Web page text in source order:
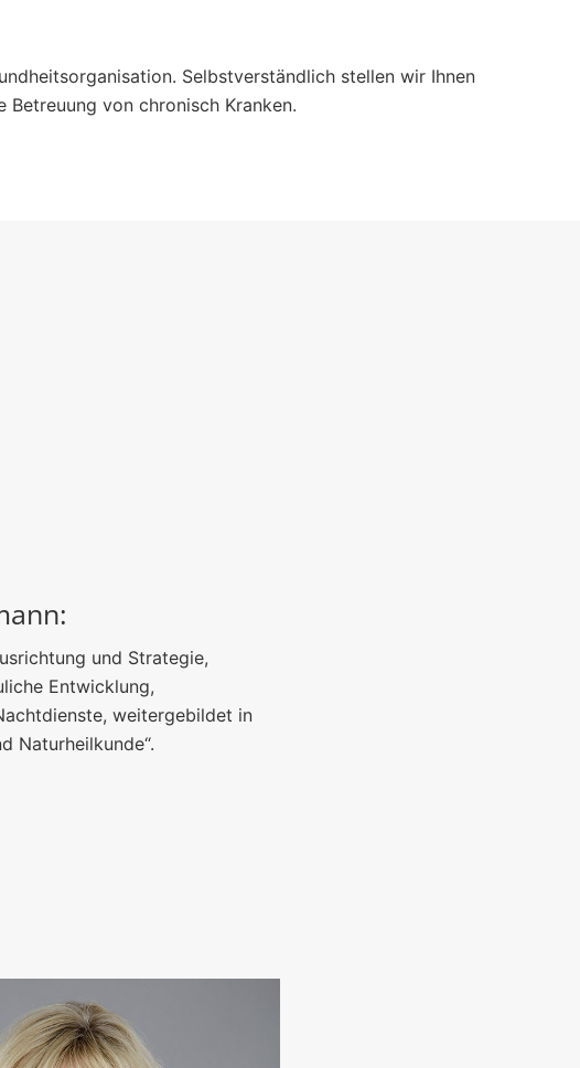
Selbstverständlich stellen wir Ihnen
von chronisch Kranken.
und Strategie,
Entwicklung,
weitergebildet in
Naturheilkunde“.